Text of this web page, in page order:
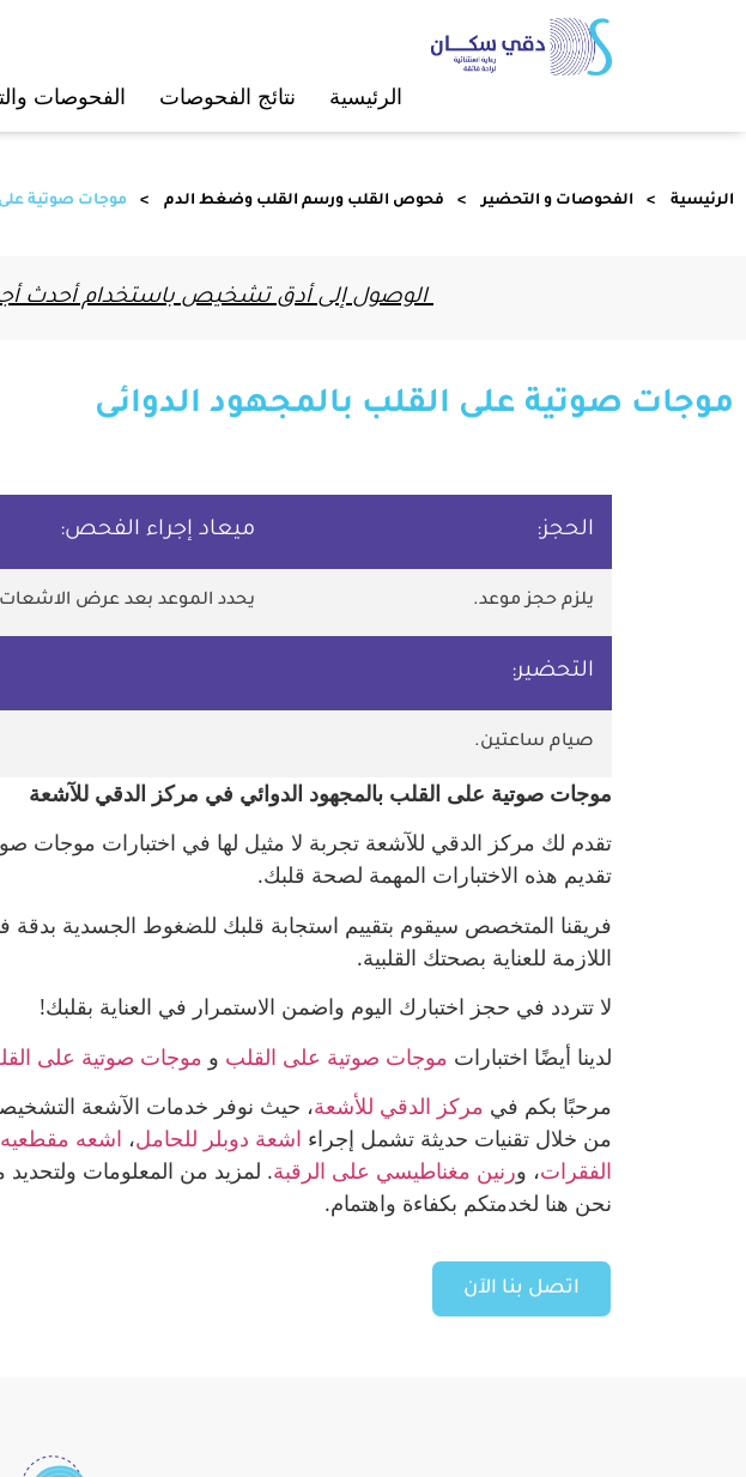
الرئيسية ﻧﺘﺎﺋﺞ اﻟﻔﺤﻮﺻﺎت اﻟﻔﺤﻮﺻﺎت
الرئيسية الفحوصات و التحضير ﻓﺤﻮص اﻟﻘﻠﺐ ورﺳﻢ اﻟﻘﻠﺐ وﺿﻐﻂ اﻟﺪم موجات صوتية على
الوصول إلى أدق تشخيص باستخدام أحدث
موجات صوتية على القلب بالمجهود الدوائى
الحجز: ميعاد إجراء الفحص:
يلزم حجز موعد. يحدد الموعد بعد عرض
التحضير:
صيام ساعتين.
موجات صوتية على القلب بالمجهود الدوائي في مركز الدقي للآشعة
تقدم لك مركز الدقي للآشعة تجربة لا مثيل لها في اختبارات موجات
تقديم هذه الاختبارات المهمة لصحة قلبك.
فريقنا المتخصص سيقوم بتقييم استجابة قلبك للضغوط الجسدية
اللازمة للعناية بصحتك القلبية.
لا تتردد في حجز اختبارك اليوم واضمن الاستمرار في العناية بقلبك!
لدينا أيضًا اختبارات موجات صوتية على القلب و موجات صوتية على
مرحبًا بكم في مركز الدقي للأشعة، حيث نوفر خدمات الآشعة
من خلال تقنيات حديثة تشمل إجراء اشعة دوبلر للحامل، اشعه
الفقرات، ورنين مغناطيسي على الرقبة. لمزيد من المعلومات ولتحديد
نحن هنا لخدمتكم بكفاءة واهتمام.
اتصل بنا الآن